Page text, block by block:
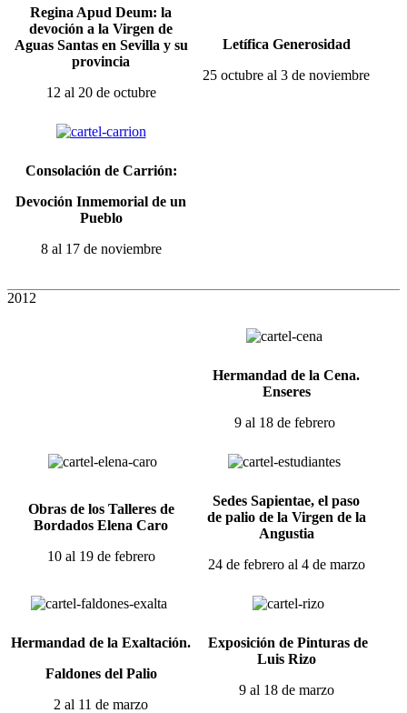
Regina Apud Deum: la
devoción a la Virgen de
Aguas Santas en Sevilla y su
provincia
12 al 20 de octubre
Letífica Generosidad
25 octubre al 3 de noviembre
Consolación de Carrión:
Devoción Inmemorial de un
Pueblo
8 al 17 de noviembre
2012
Hermandad de la Cena.
Enseres
9 al 18 de febrero
Obras de los Talleres de
Bordados Elena Caro
10 al 19 de febrero
Sedes Sapientae, el paso
de palio de la Virgen de la
Angustia
24 de febrero al 4 de marzo
Hermandad de la Exaltación.
Faldones del Palio
2 al 11 de marzo
Exposición de Pinturas de
Luis Rizo
9 al 18 de marzo